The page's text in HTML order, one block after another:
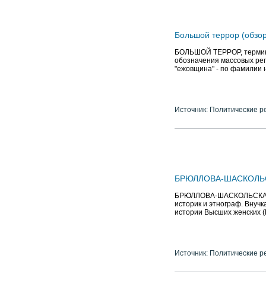
Большой террор
БОЛЬШОЙ ТЕРРОР, термин,
обозначения массовых
"ежовщина" - по фамилии
Источник: Политические
БРЮЛЛОВА-
БРЮЛЛОВА-ШАСКОЛЬСКАЯ
историк и этнограф.
истории Высших женских
Источник: Политические